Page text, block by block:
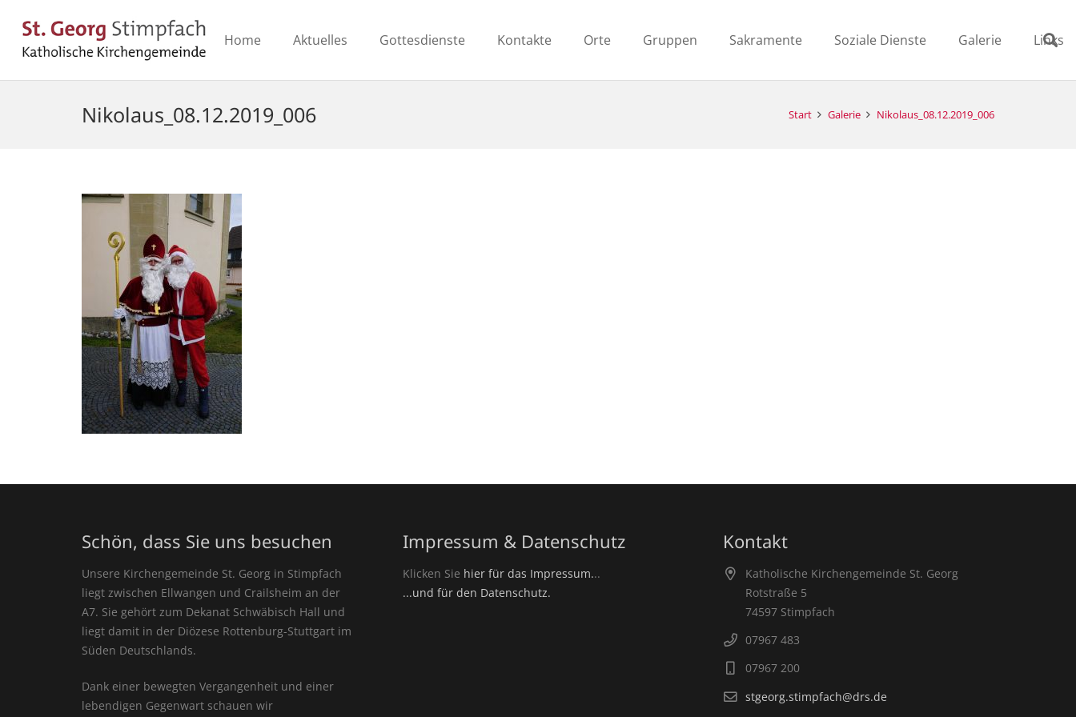
Home Aktuelles Gottesdienste Kontakte Orte Gruppen Sakramente Soziale Dienste Galerie Links
Nikolaus_08.12.2019_006 Start Galerie Nikolaus_08.12.2019_006
Schön, dass Sie uns besuchen
Unsere Kirchengemeinde St. Georg in Stimpfach
liegt zwischen Ellwangen und Crailsheim an der
A7. Sie gehört zum Dekanat Schwäbisch Hall und
liegt damit in der Diözese Rottenburg-Stuttgart im
Süden Deutschlands.
Dank einer bewegten Vergangenheit und einer
lebendigen Gegenwart schauen wir
Impressum & Datenschutz
Klicken Sie hier für das Impressum...
...und für den Datenschutz.
Kontakt
Katholische Kirchengemeinde St. Georg
Rotstraße 5
74597 Stimpfach
07967 483
07967 200
stgeorg.stimpfach@drs.de